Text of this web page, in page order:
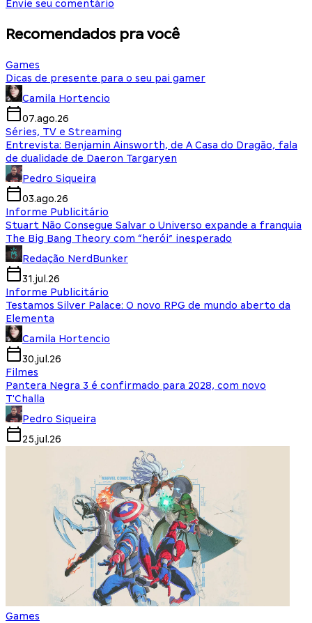
Envie seu comentário
Recomendados pra você
Games
Dicas de presente para o seu pai gamer
Camila Hortencio
07.ago.26
Séries, TV e Streaming
Entrevista: Benjamin Ainsworth, de A Casa do Dragão, fala
de dualidade de Daeron Targaryen
Pedro Siqueira
03.ago.26
Informe Publicitário
Stuart Não Consegue Salvar o Universo expande a franquia
The Big Bang Theory com “herói” inesperado
Redação NerdBunker
31.jul.26
Informe Publicitário
Testamos Silver Palace: O novo RPG de mundo aberto da
Elementa
Camila Hortencio
30.jul.26
Filmes
Pantera Negra 3 é confirmado para 2028, com novo
T'Challa
Pedro Siqueira
25.jul.26
Games